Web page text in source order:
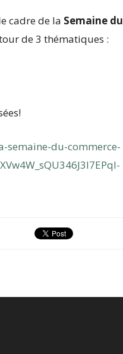
cadre de la Semaine du
de 3 thématiques :
semaine-du-commerce-